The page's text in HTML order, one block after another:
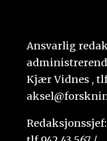
Ansvarlig
Kjær Vidnes , tlf